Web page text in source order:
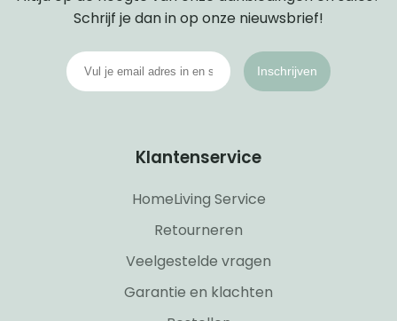
Schrijf je dan in op onze nieuwsbrief!
Inschrijven
Klantenservice
HomeLiving Service
Retourneren
Veelgestelde vragen
Garantie en klachten